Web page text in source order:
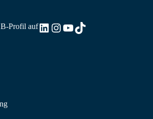
Profil aufLinkedIn
Instagram
YouTube
TikTok